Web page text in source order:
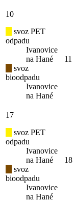
10
svoz PET
odpadu
Ivanovice
na Hané
svoz
bioodpadu
Ivanovice
na Hané
11
17
svoz PET
odpadu
Ivanovice
na Hané
svoz
bioodpadu
Ivanovice
na Hané
18